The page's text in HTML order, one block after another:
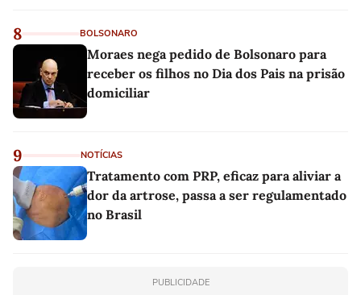
8 BOLSONARO
Moraes nega pedido de Bolsonaro para
receber os filhos no Dia dos Pais na prisão
domiciliar
9 NOTÍCIAS
Tratamento com PRP, eficaz para aliviar a
dor da artrose, passa a ser regulamentado
no Brasil
PUBLICIDADE